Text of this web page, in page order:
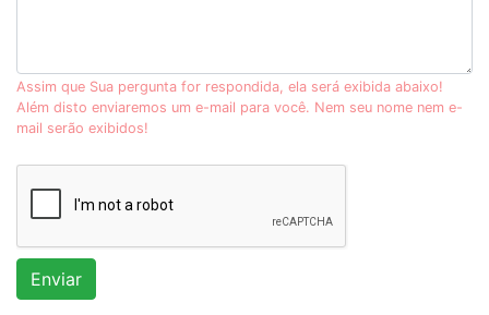
Assim que Sua pergunta for respondida, ela será exibida abaixo!
Além disto enviaremos um e-mail para você. Nem seu nome nem e-
mail serão exibidos!
Enviar